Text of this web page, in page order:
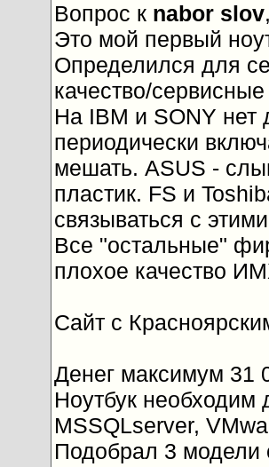
Вопрос к nabor slov
Это мой первый
Определился для
качество/
На IBM и SONY нет
периодически
мешать. ASUS -
пластик. FS и
связываться с
Все "остальные"
плохое качество
Сайт с
Денег максимум 31
Ноутбук необходим
MSSQLserver,
Подобрал 3 модели